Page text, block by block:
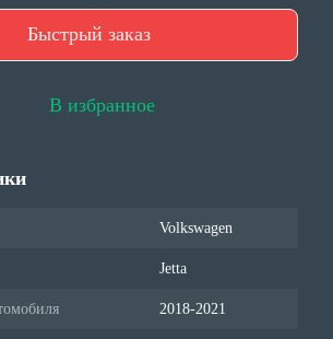
Быстрый заказ
В избранное
Volkswagen
Jetta
2018-2021